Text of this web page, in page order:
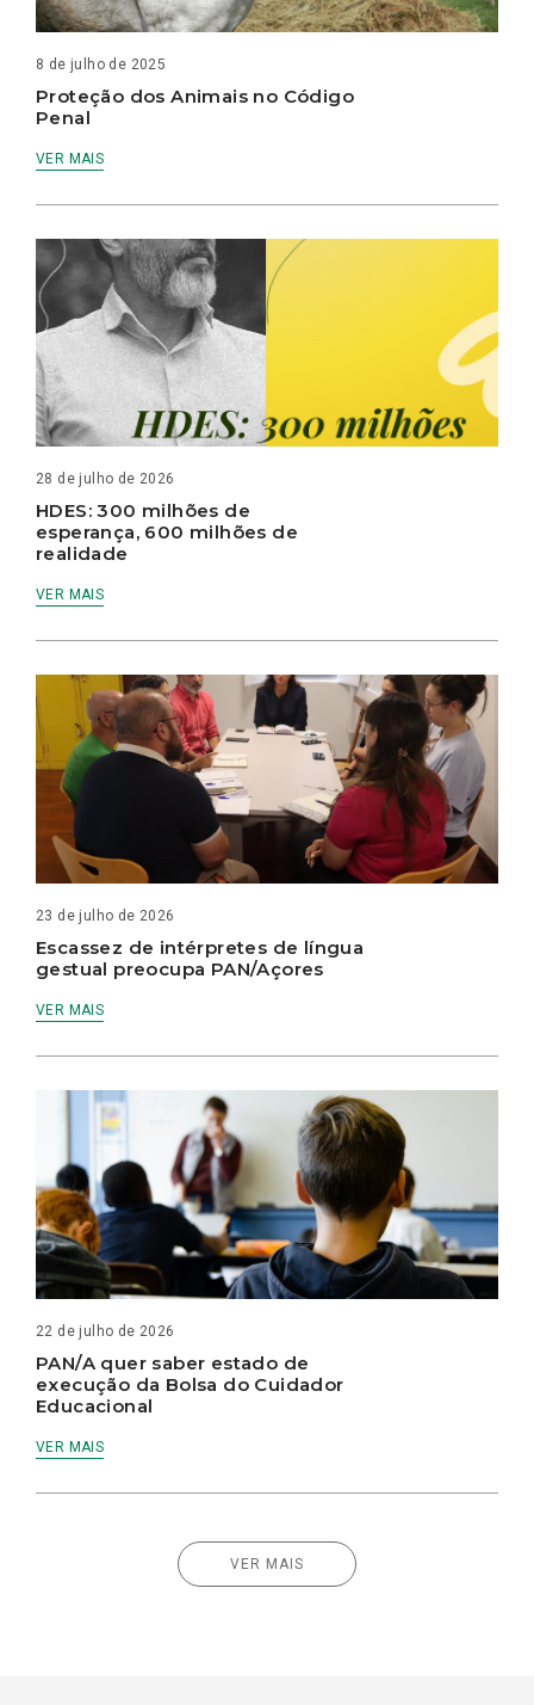
8 de julho de 2025
Proteção dos Animais no Código
Penal
VER MAIS
28 de julho de 2026
HDES: 300 milhões de
esperança, 600 milhões de
realidade
VER MAIS
23 de julho de 2026
Escassez de intérpretes de língua
gestual preocupa PAN/Açores
VER MAIS
22 de julho de 2026
PAN/A quer saber estado de
execução da Bolsa do Cuidador
Educacional
VER MAIS
VER MAIS